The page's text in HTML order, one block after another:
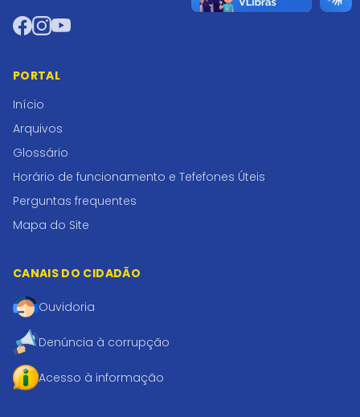
Facebook
Instagram
YouTube
PORTAL
Início
Arquivos
Glossário
Horário de funcionamento e Tefefones Úteis
Perguntas frequentes
Mapa do Site
CANAIS DO CIDADÃO
Ouvidoria
Denúncia à corrupção
Acesso à informação